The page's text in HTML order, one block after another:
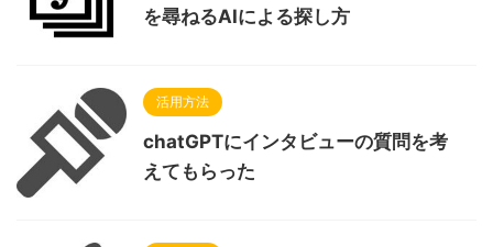
を尋ねるAIによる探し方
活用方法
chatGPTにインタビューの質問を考
えてもらった